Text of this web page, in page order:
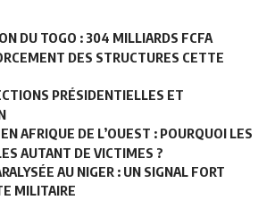
DU TOGO : 304 MILLIARDS FCFA
DES STRUCTURES CETTE
PRÉSIDENTIELLES ET
AFRIQUE DE L’OUEST : POURQUOI LES
AUTANT DE VICTIMES ?
AU NIGER : UN SIGNAL FORT
MILITAIRE